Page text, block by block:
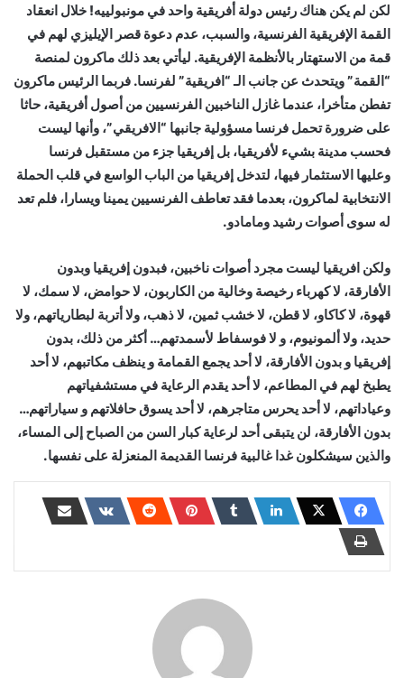
لكن لم يكن هناك رئيس دولة أفريقية واحد في مونبولييه! خلال انعقاد
القمة الإفريقية الفرنسية، والسبب، عدم دعوة قصر الإيليزي لهم في
قمة من الاستهتار بالأنظمة الإفريقية. ليأتي بعد ذلك ماكرون لمنصة
“القمة” ويتحدث عن جانب الـ “افريقية” لفرنسا. فربما الرئيس ماكرون
تفطن متأخرا، عندما غازل الناخبين الفرنسيين من أصول أفريقية، حاثا
على ضرورة تحمل فرنسا مسؤولية جانبها “الافريقي”، وأنها ليست
فحسب مدينة بشيء لأفريقيا، بل إفريقيا جزء من مستقبل فرنسا
وعليها الاستثمار فيها، لتدخل إفريقيا من الباب الواسع في قلب الحملة
الانتخابية لماكرون، بعدما فقد تعاطف الفرنسيين يمينا ويسارا، فلم تعد
له سوى أصوات رشيد ومامادو.
ولكن افريقيا ليست مجرد أصوات ناخبين، فبدون إفريقيا وبدون
الأفارقة، لا كهرباء رخيصة وخالية من الكاربون، لا حوامض، لا سمك، لا
قهوة، لا كاكاو، لا قطن، لا خشب ثمين، لا ذهب، ولا أتربة لبطارياتهم، ولا
حديد، ولا ألمونيوم، و لا فوسفاط لأسمدتهم… أكثر من ذلك، بدون
إفريقيا و بدون الأفارقة، لا أحد يجمع القمامة و ينظف مكاتبهم، لا أحد
يطبخ لهم في المطاعم، لا أحد يقدم الرعاية في مستشفياتهم
وعياداتهم، لا أحد يحرس متاجرهم، لا أحد يسوق حافلاتهم و سياراتهم…
بدون الأفارقة، لن يتبقى أحد لرعاية كبار السن من الصباح إلى المساء،
والذين سيشكلون غدا غالبية فرنسا القديمة المنعزلة على نفسها.